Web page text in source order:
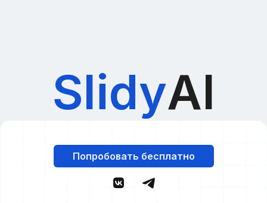
SlidyAI
Попробовать бесплатно